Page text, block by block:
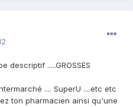
descriptif .....GROSSES
.... SuperU ....etc etc
ton pharmacien ainsi qu'une